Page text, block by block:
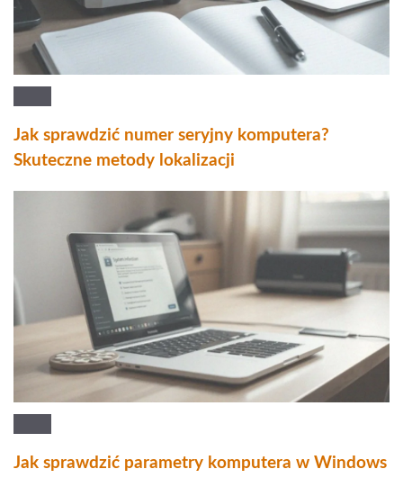
Jak sprawdzić numer seryjny komputera?
Skuteczne metody lokalizacji
Jak sprawdzić parametry komputera w Windows